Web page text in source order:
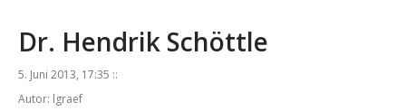
Dr. Hendrik Schöttle
5. Juni 2013, 17:35 ::
Autor: lgraef